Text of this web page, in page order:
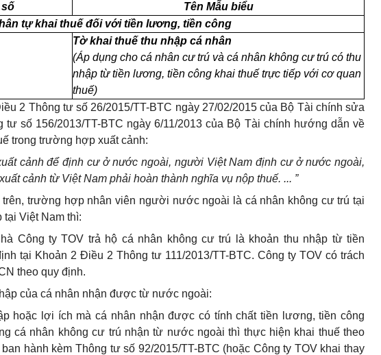
Tên Mẫu biểu
tự khai thuế đối với tiền lương, tiền công
Tờ khai thuế thu nhập cá nhân
(Áp dụng cho cá nhân cư trú và cá nhân không cư trú có thu
nhập từ tiền lương, tiền công khai thuế trực tiếp với cơ quan
thuế)
2 Thông tư số 26/2015/TT-BTC ngày 27/02/2015 của Bộ Tài chính sửa
số 156/2013/TT-BTC ngày 6/11/2013 của Bộ Tài chính hướng dẫn về
trong trường hợp xuất cảnh:
cảnh để định cư ở nước ngoài, người Việt Nam định cư ở nước ngoài,
xuất cảnh từ Việt Nam phải hoàn thành nghĩa vụ nộp thuế. ... ”
trường hợp nhân viên người nước ngoài là cá nhân không cư trú tại
tại Việt Nam thì:
Công ty TOV trả hộ cá nhân không cư trú là khoản thu nhập từ tiền
tại Khoản 2 Điều 2 Thông tư 111/2013/TT-BTC. Công ty TOV có trách
theo quy định.
của cá nhân nhận được từ nước ngoài:
hoặc lợi ích mà cá nhân nhận được có tính chất tiền lương, tiền công
cá nhân không cư trú nhận từ nước ngoài thì thực hiện khai thuế theo
hành kèm Thông tư số 92/2015/TT-BTC (hoặc Công ty TOV khai thay